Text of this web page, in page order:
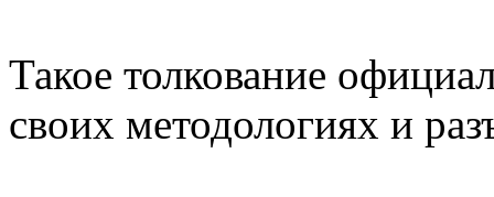
Такое толкование
своих методологиях и